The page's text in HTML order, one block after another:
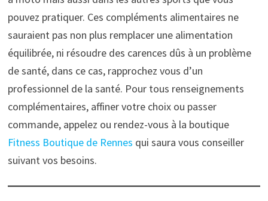
pouvez pratiquer. Ces compléments alimentaires ne
sauraient pas non plus remplacer une alimentation
équilibrée, ni résoudre des carences dûs à un problème
de santé, dans ce cas, rapprochez vous d’un
professionnel de la santé. Pour tous renseignements
complémentaires, affiner votre choix ou passer
commande, appelez ou rendez-vous à la boutique
Fitness Boutique de Rennes qui saura vous conseiller
suivant vos besoins.